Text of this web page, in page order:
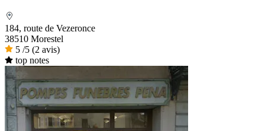
184, route de Vezeronce
38510 Morestel
5 /5 (2 avis)
top notes